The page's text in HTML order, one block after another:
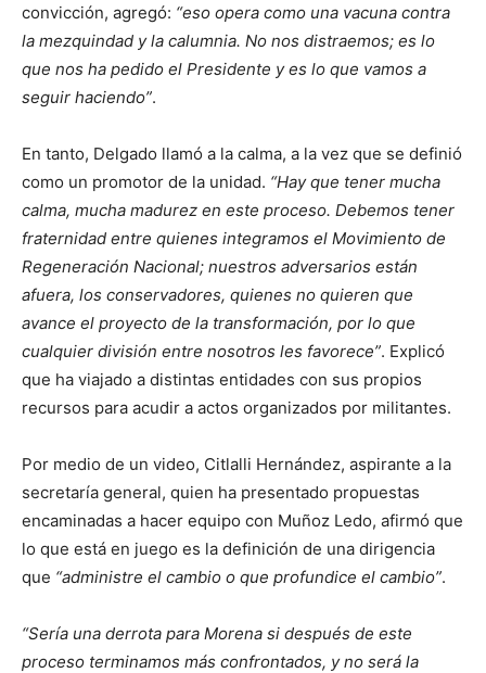
convicción, agregó: eso opera como una vacuna contra
la mezquindad y la calumnia. No nos distraemos; es lo
que nos ha pedido el Presidente y es lo que vamos a
seguir haciendo .
En tanto, Delgado llamó a la calma, a la vez que se definió
como un promotor de la unidad. Hay que tener mucha
calma, mucha madurez en este proceso. Debemos tener
fraternidad entre quienes integramos el Movimiento de
Regeneración Nacional; nuestros adversarios están
afuera, los conservadores, quienes no quieren que
avance el proyecto de la transformación, por lo que
cualquier división entre nosotros les favorece . Explicó
que ha viajado a distintas entidades con sus propios
recursos para acudir a actos organizados por militantes.
Por medio de un video, Citlalli Hernández, aspirante a la
secretaría general, quien ha presentado propuestas
encaminadas a hacer equipo con Muñoz Ledo, afirmó que
lo que está en juego es la definición de una dirigencia
que administre el cambio o que profundice el cambio .
Sería una derrota para Morena si después de este
proceso terminamos más confrontados, y no será la